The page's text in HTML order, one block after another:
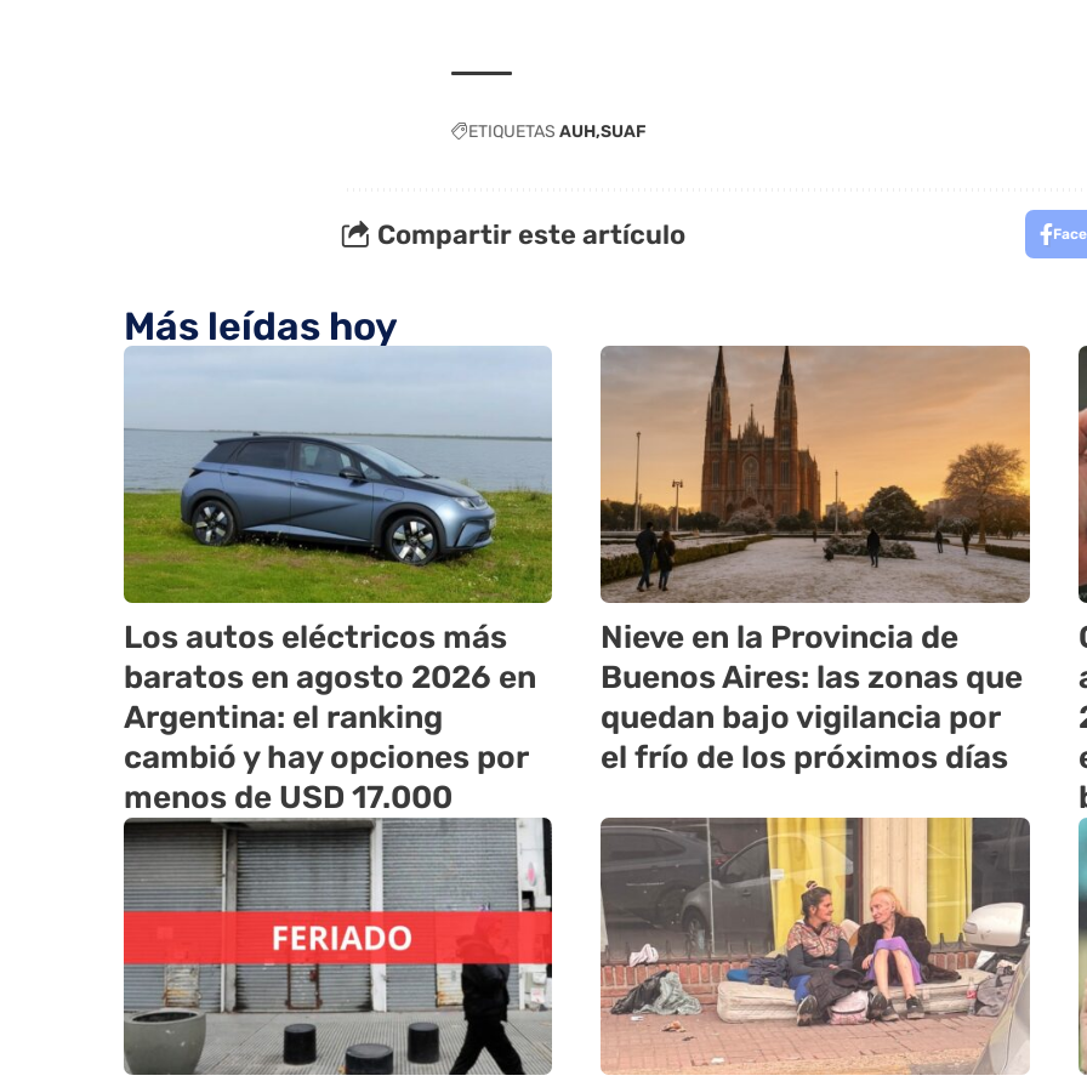
ETIQUETAS AUH SUAF
Compartir este artículo
Más leídas hoy
Los autos eléctricos más
baratos en agosto 2026 en
Argentina: el ranking
cambió y hay opciones por
menos de USD 17.000
Nieve en la Provincia de
Buenos Aires: las zonas que
quedan bajo vigilancia por
el frío de los próximos días